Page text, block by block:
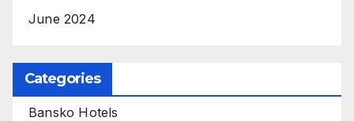
June 2024
Categories
Bansko Hotels